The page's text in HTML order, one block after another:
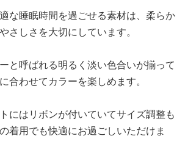
な睡眠時間を過ごせる素材は、柔らか
さしさを大切にしています。
と呼ばれる明るく淡い色合いが揃って
合わせてカラーを楽しめます。
にはリボンが付いていてサイズ調整も
着用でも快適にお過ごしいただけま